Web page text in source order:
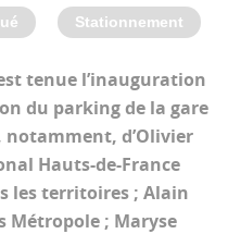
Stationnement
tenue l’inauguration
du parking de la gare
notamment, d’Olivier
Hauts-de-France
les territoires ; Alain
Métropole ; Maryse